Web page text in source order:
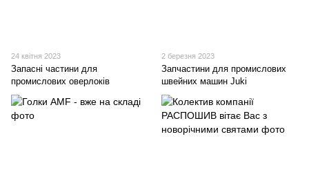
24 квітня 2023
Запасні частини для
промислових оверлоків
2 березня 2023
Запчастини для промислових
швейних машин Juki